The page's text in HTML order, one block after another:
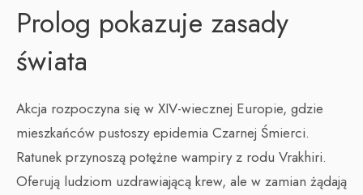
Prolog pokazuje zasady
świata
Akcja rozpoczyna się w XIV-wiecznej Europie, gdzie
mieszkańców pustoszy epidemia Czarnej Śmierci.
Ratunek przynoszą potężne wampiry z rodu Vrakhiri.
Oferują ludziom uzdrawiającą krew, ale w zamian żądają